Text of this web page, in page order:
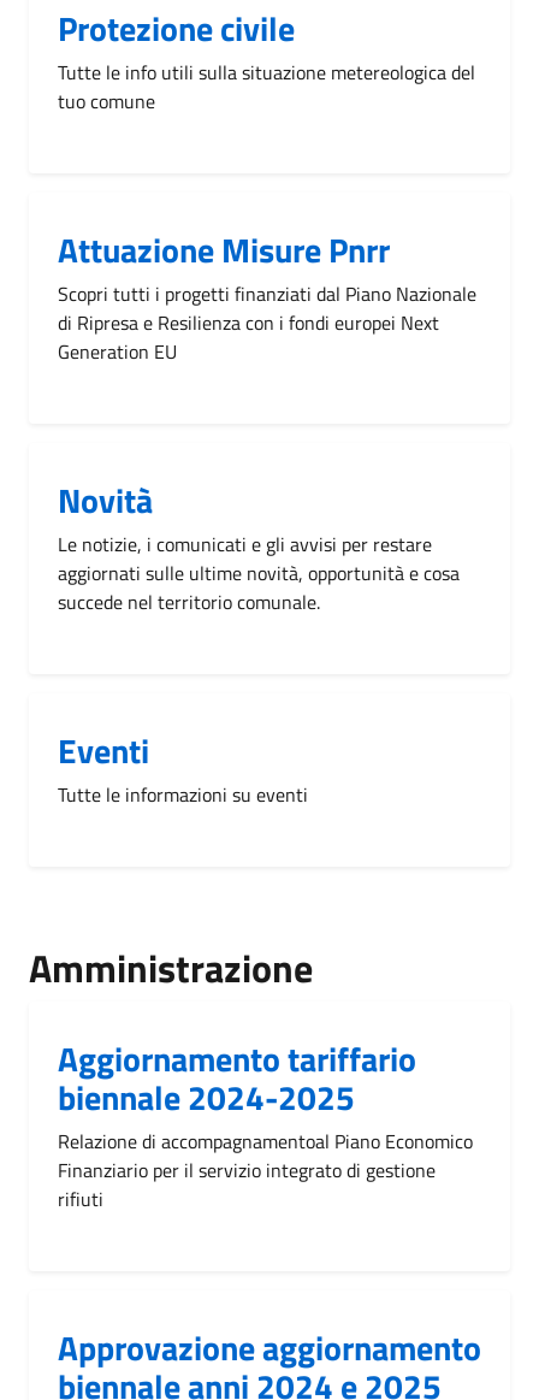
Protezione civile
Tutte le info utili sulla situazione metereologica del
tuo comune
Attuazione Misure Pnrr
Scopri tutti i progetti finanziati dal Piano Nazionale
di Ripresa e Resilienza con i fondi europei Next
Generation EU
Novità
Le notizie, i comunicati e gli avvisi per restare
aggiornati sulle ultime novità, opportunità e cosa
succede nel territorio comunale.
Eventi
Tutte le informazioni su eventi
Amministrazione
Aggiornamento tariffario
biennale 2024-2025
Relazione di accompagnamentoal Piano Economico
Finanziario per il servizio integrato di gestione
rifiuti
Approvazione aggiornamento
biennale anni 2024 e 2025